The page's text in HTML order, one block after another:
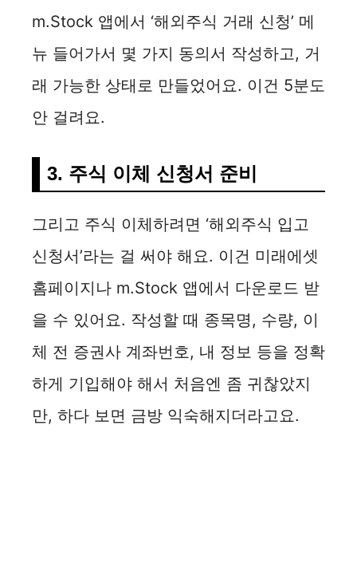
m.Stock 앱에서 ‘해외주식 거래 신청’ 메
뉴 들어가서 몇 가지 동의서 작성하고, 거
래 가능한 상태로 만들었어요. 이건 5분도
안 걸려요.
3. 주식 이체 신청서 준비
그리고 주식 이체하려면 ‘해외주식 입고
신청서’라는 걸 써야 해요. 이건 미래에셋
홈페이지나 m.Stock 앱에서 다운로드 받
을 수 있어요. 작성할 때 종목명, 수량, 이
체 전 증권사 계좌번호, 내 정보 등을 정확
하게 기입해야 해서 처음엔 좀 귀찮았지
만, 하다 보면 금방 익숙해지더라고요.